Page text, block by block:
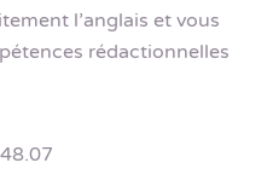
l’anglais et vous
rédactionnelles